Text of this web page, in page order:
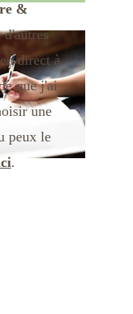
&
d'autres
direct à
que j'ai
une
peux le
.